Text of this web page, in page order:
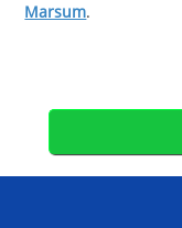
Marsum.